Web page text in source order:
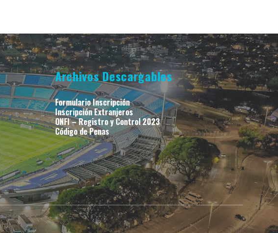
Archivos Descargables
Formulario Inscripción
Inscripción Extranjeros
ONFI – Registro y Control 2023
Código de Penas